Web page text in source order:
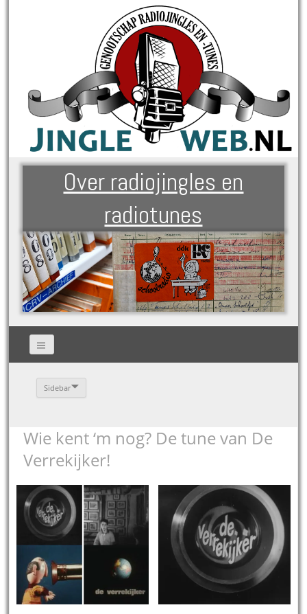
Over radiojingles en
radiotunes
Sidebar
Wie kent ‘m nog? De tune van De
Verrekijker!